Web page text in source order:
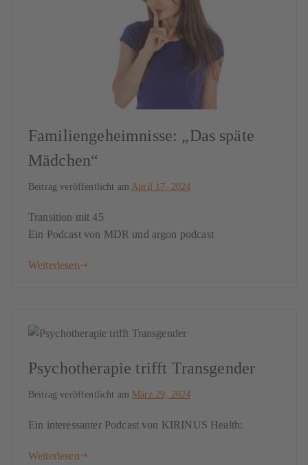
Familiengeheimnisse: „Das späte
Mädchen“
Beitrag veröffentlicht am April 17, 2024
Transition mit 45
Ein Podcast von MDR und argon podcast
Weiterlesen
Psychotherapie trifft Transgender
Beitrag veröffentlicht am März 29, 2024
Ein interessanter Podcast von KIRINUS Health:
Weiterlesen